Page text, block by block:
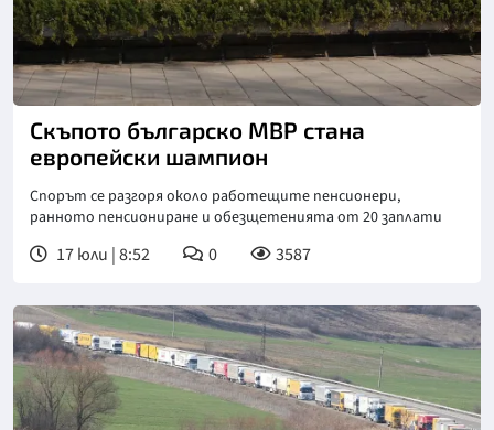
Скъпото българско МВР стана
европейски шампион
Спорът се разгоря около работещите пенсионери,
ранното пенсиониране и обезщетенията от 20 заплати
17 юли | 8:52 0 3587